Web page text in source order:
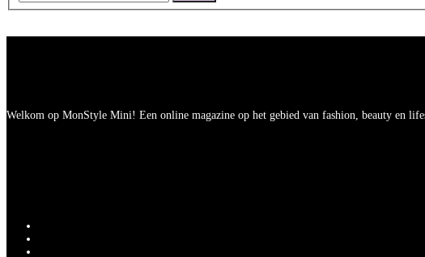
Welkom op MonStyle Mini! Een online magazine op het gebied van fashion, beauty en